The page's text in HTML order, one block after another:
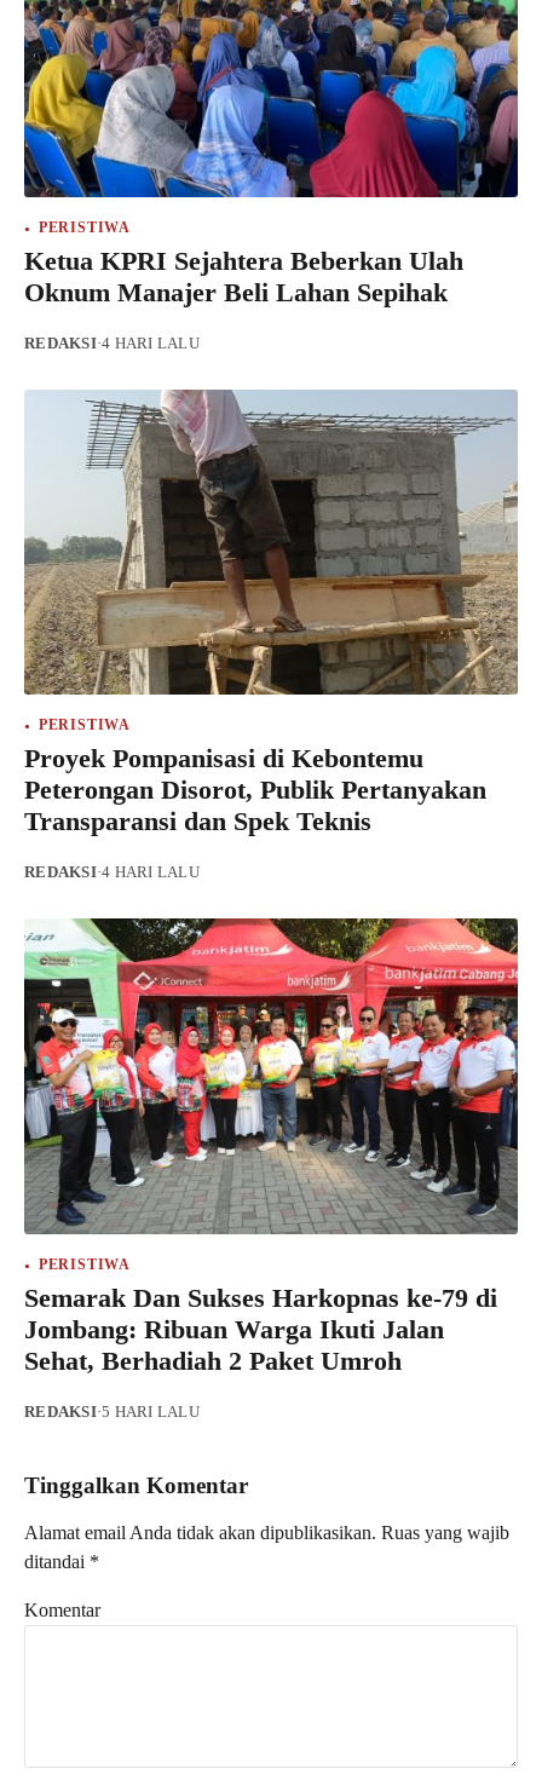
PERISTIWA
Ketua KPRI Sejahtera Beberkan Ulah
Oknum Manajer Beli Lahan Sepihak
REDAKSI·4 HARI LALU
PERISTIWA
Proyek Pompanisasi di Kebontemu
Peterongan Disorot, Publik Pertanyakan
Transparansi dan Spek Teknis
REDAKSI·4 HARI LALU
PERISTIWA
Semarak Dan Sukses Harkopnas ke-79 di
Jombang: Ribuan Warga Ikuti Jalan
Sehat, Berhadiah 2 Paket Umroh
REDAKSI·5 HARI LALU
Tinggalkan Komentar
Alamat email Anda tidak akan dipublikasikan. Ruas yang wajib
ditandai *
Komentar